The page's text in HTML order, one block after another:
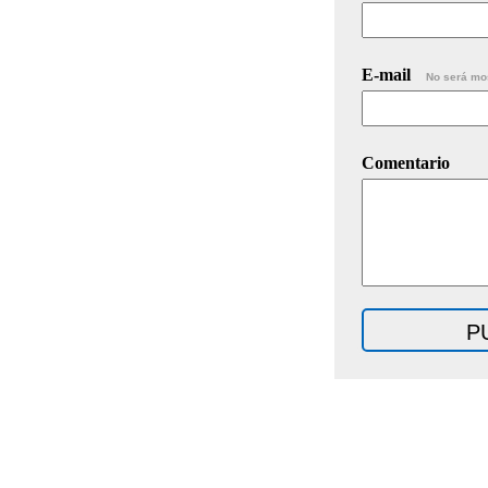
E-mail No será
Comentario